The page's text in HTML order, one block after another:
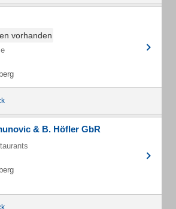
vorhanden
& B. Höfler GbR